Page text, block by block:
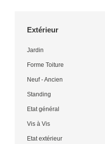
Extérieur
Jardin
Forme Toiture
Neuf - Ancien
Standing
Etat général
Vis à Vis
Etat extérieur